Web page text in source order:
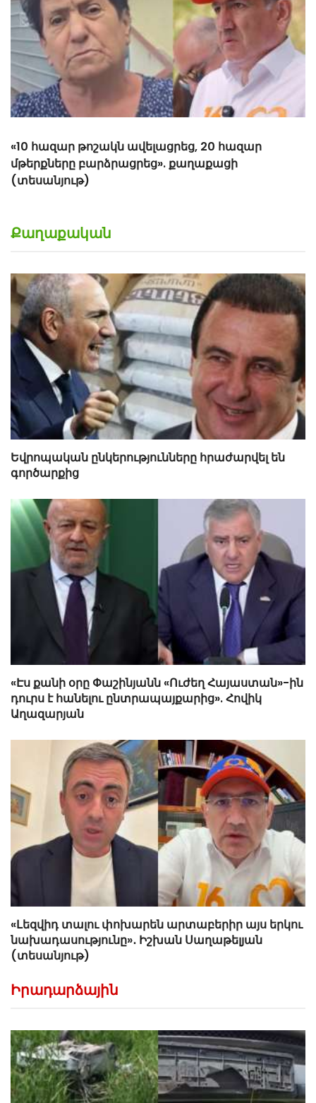
Քաղաքական
Եվրոպական ընկերությունները հրաժարվել են
գործարքից
«Էս քանի օրը Փաշինյանն «Ուժեղ Հայաստան»-ին
դուրս է հանելու ընտրապայքարից». Հովիկ
Աղազարյան
«Լեզվիդ տալու փոխարեն արտաբերիր այս երկու
նախադասությունը»․ Իշխան Սաղաթելյան
(տեսանյութ)
Իրադարձային